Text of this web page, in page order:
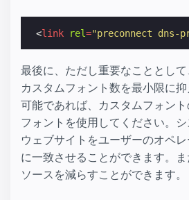
<link rel="preconnect dns-
最後に、ただし重要なこととし
カスタムフォント数を最小限に抑
可能であれば、カスタムフォン
フォントを使用してください。シ
ウェブサイトをユーザーのオペ
に一致させることができます。
ソースを減らすことができます。